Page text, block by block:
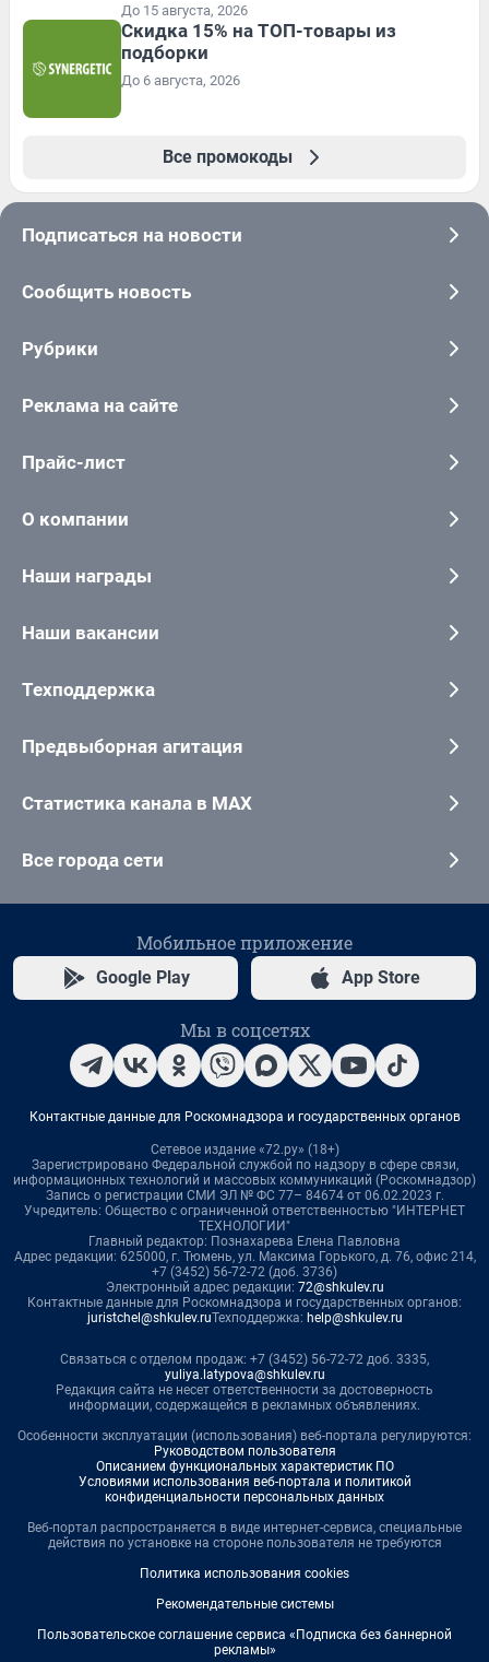
До 15 августа, 2026
Скидка 15% на ТОП-товары из
подборки
До 6 августа, 2026
Все промокоды
Подписаться на новости
Сообщить новость
Рубрики
Реклама на сайте
Прайс-лист
О компании
Наши награды
Наши вакансии
Техподдержка
Предвыборная агитация
Статистика канала в MAX
Все города сети
Мобильное приложение
Google Play App Store
Мы в соцсетях
Контактные данные для Роскомнадзора и государственных органов
Сетевое издание «72.ру» (18+)
Зарегистрировано Федеральной службой по надзору в сфере связи,
информационных технологий и массовых коммуникаций (Роскомнадзор)
Запись о регистрации СМИ ЭЛ № ФС 77– 84674 от 06.02.2023 г.
Учредитель: Общество с ограниченной ответственностью "ИНТЕРНЕТ
ТЕХНОЛОГИИ"
Главный редактор: Познахарева Елена Павловна
Адрес редакции: 625000, г. Тюмень, ул. Максима Горького, д. 76, офис 214,
+7 (3452) 56-72-72 (доб. 3736)
Электронный адрес редакции: 72@shkulev.ru
Контактные данные для Роскомнадзора и государственных органов:
juristchel@shkulev.ruТехподдержка: help@shkulev.ru
Связаться с отделом продаж: +7 (3452) 56-72-72 доб. 3335,
yuliya.latypova@shkulev.ru
Редакция сайта не несет ответственности за достоверность
информации, содержащейся в рекламных объявлениях.
Особенности эксплуатации (использования) веб-портала регулируются:
Руководством пользователя
Описанием функциональных характеристик ПО
Условиями использования веб-портала и политикой
конфиденциальности персональных данных
Веб-портал распространяется в виде интернет-сервиса, специальные
действия по установке на стороне пользователя не требуются
Политика использования cookies
Рекомендательные системы
Пользовательское соглашение сервиса «Подписка без баннерной
рекламы»